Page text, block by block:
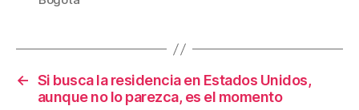
o
o
k
tir
← Si busca la residencia en Estados Unidos,
aunque no lo parezca, es el momento